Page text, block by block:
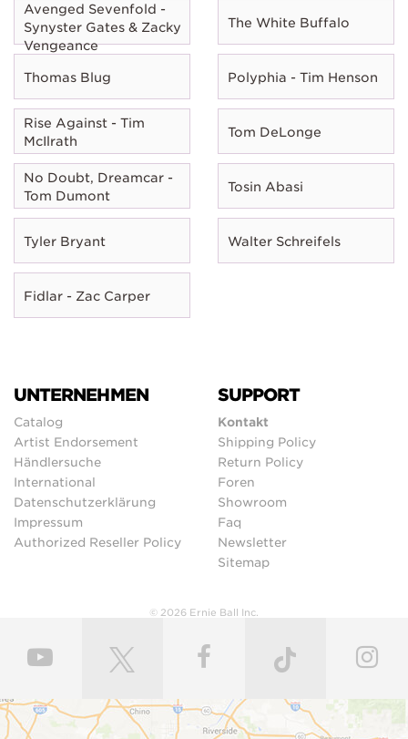
Avenged Sevenfold -
Synyster Gates & Zacky
Vengeance
The White Buffalo
Thomas Blug Polyphia - Tim Henson
Rise Against - Tim
McIlrath
Tom DeLonge
No Doubt, Dreamcar -
Tom Dumont
Tosin Abasi
Tyler Bryant Walter Schreifels
Fidlar - Zac Carper
UNTERNEHMEN
Catalog
Artist Endorsement
Händlersuche
International
Datenschutzerklärung
Impressum
Authorized Reseller Policy
SUPPORT
Kontakt
Shipping Policy
Return Policy
Foren
Showroom
Faq
Newsletter
Sitemap
© 2026 Ernie Ball Inc.